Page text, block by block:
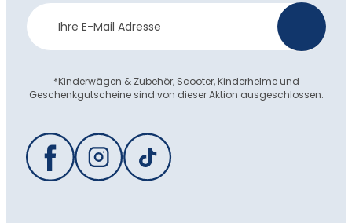
Newsletter
Anmeldung
*Kinderwägen & Zubehör, Scooter, Kinderhelme und
Geschenkgutscheine sind von dieser Aktion ausgeschlossen.